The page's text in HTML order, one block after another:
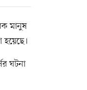
মানুষ
ঘটনা